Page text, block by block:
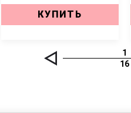
КУПИТЬ
1
16